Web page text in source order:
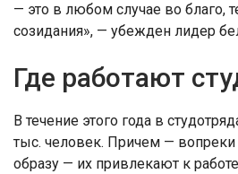
— это в любом случае во благо,
созидания», — убежден лидер
Где работают
В течение этого года в
тыс. человек. Причем —
образу — их привлекают к